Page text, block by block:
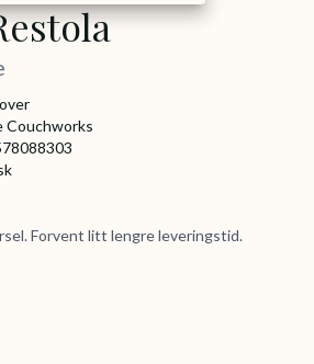
Couchworks
Forvent litt lengre leveringstid.